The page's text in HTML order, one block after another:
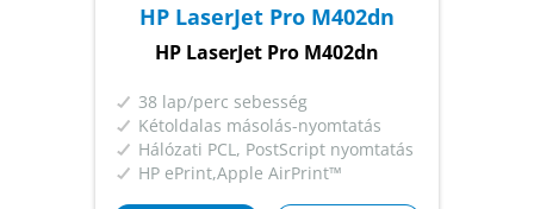
HP LaserJet Pro M402dn
HP LaserJet Pro M402dn
38 lap/perc sebesség
Kétoldalas másolás-nyomtatás
Hálózati PCL, PostScript nyomtatás
HP ePrint,Apple AirPrint™